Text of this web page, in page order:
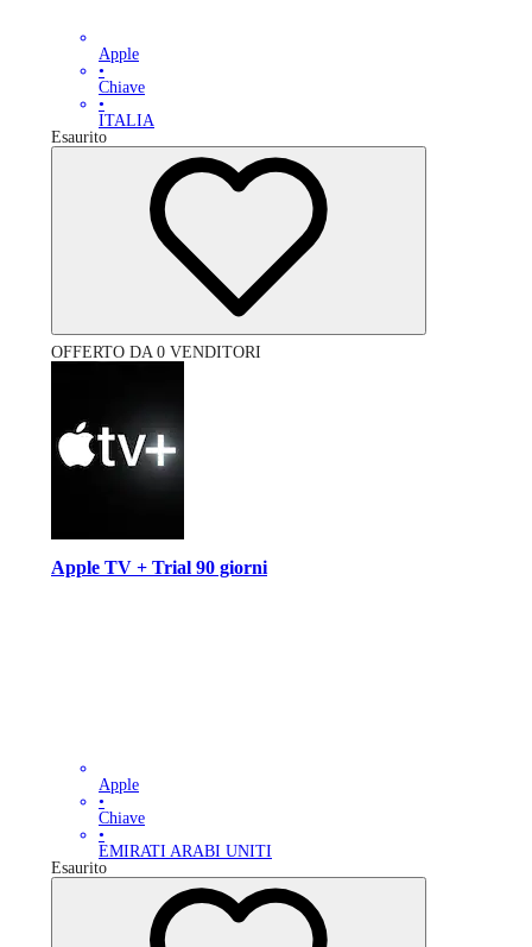
Apple
•
Chiave
•
ITALIA
Esaurito
OFFERTO DA 0 VENDITORI
Apple TV + Trial 90 giorni
Apple
•
Chiave
•
EMIRATI ARABI UNITI
Esaurito